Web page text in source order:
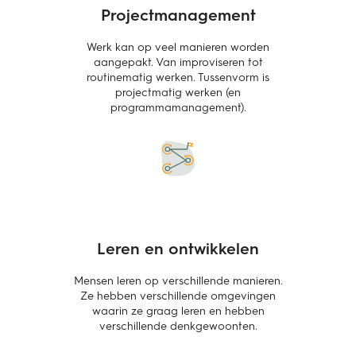
Projectmanagement
Werk kan op veel manieren worden
aangepakt. Van improviseren tot
routinematig werken. Tussenvorm is
projectmatig werken (en
programmamanagement).
Leren en ontwikkelen
Mensen leren op verschillende manieren.
Ze hebben verschillende omgevingen
waarin ze graag leren en hebben
verschillende denkgewoonten.